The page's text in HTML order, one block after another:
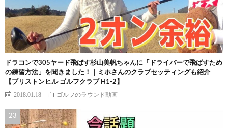
ドラコンで305ヤード飛ばす杉山美帆ちゃんに「ドライバーで飛ばすため
の練習方法」を聞きました！｜ミホさんのクラブセッティングも紹介
【ブリストンヒル ゴルフクラブ H1-2】
2018.01.18 ゴルフのラウンド動画